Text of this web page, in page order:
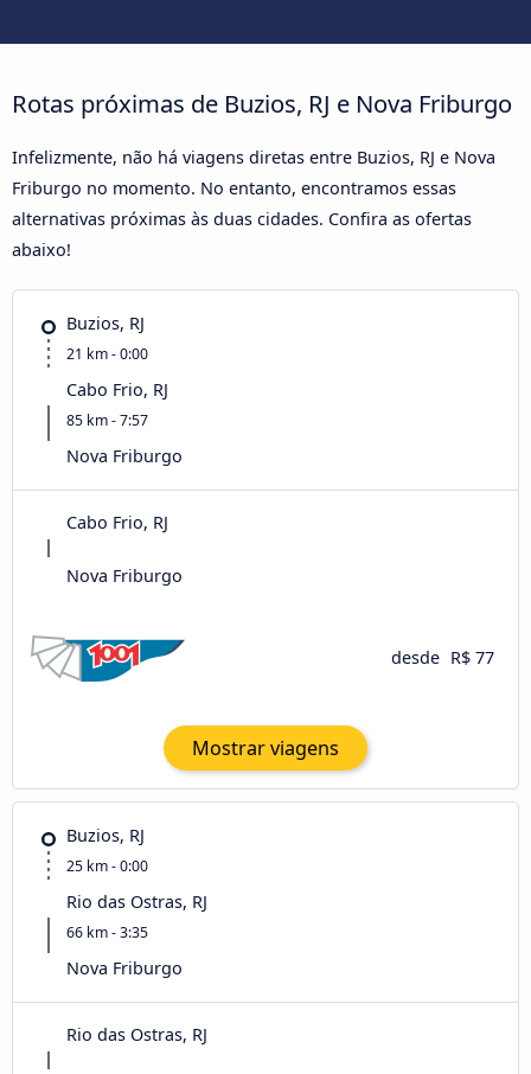
Rotas próximas de Buzios, RJ e Nova Friburgo
Infelizmente, não há viagens diretas entre Buzios, RJ e Nova
Friburgo no momento. No entanto, encontramos essas
alternativas próximas às duas cidades. Confira as ofertas
abaixo!
Buzios, RJ
21 km - 0:00
Cabo Frio, RJ
85 km - 7:57
Nova Friburgo
Cabo Frio, RJ
Nova Friburgo
desde R$ 77
Mostrar viagens
Buzios, RJ
25 km - 0:00
Rio das Ostras, RJ
66 km - 3:35
Nova Friburgo
Rio das Ostras, RJ